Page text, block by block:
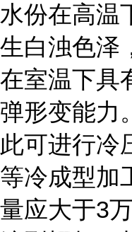
水份在高温
生白浊色泽
在室温下具
弹形变能力
此可进行冷
等冷成型加
量应大于3